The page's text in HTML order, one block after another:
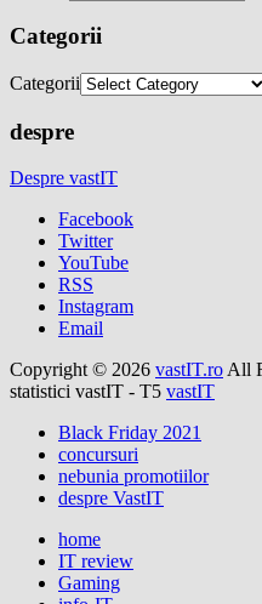
Categorii
Categorii
despre
Despre vastIT
Facebook
Twitter
YouTube
RSS
Instagram
Email
Copyright © 2026 vastIT.ro All
statistici vastIT - T5 vastIT
Black Friday 2021
concursuri
nebunia promotiilor
despre VastIT
home
IT review
Gaming